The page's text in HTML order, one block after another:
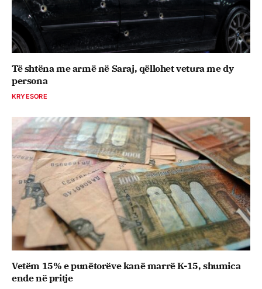
Të shtëna me armë në Saraj, qëllohet vetura me dy
persona
KRYESORE
Vetëm 15% e punëtorëve kanë marrë K-15, shumica
ende në pritje